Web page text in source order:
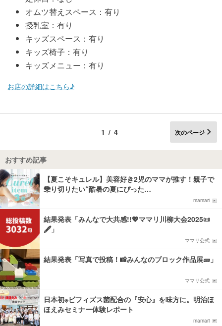
オムツ替えスペース：有り
授乳室：有り
キッズスペース：有り
キッズ椅子：有り
キッズメニュー：有り
お店の詳細はこちら♪
1/4 次のページ
おすすめ記事
【夏こそキュレル】美容好き2児のママが推す！親子で
乗り切りたい“酷暑の夏にぴった…
mamari
結果発表「みんなで大共感!!💖ママリ川柳大会2025📜
🖋️」
ママリ公式
結果発表「写真で投稿！📸みんなのブロック作品展🧱」
ママリ公式
日本初※ビフィズス菌配合の『安心』を味方に。明治ほ
ほえみセミナー体験レポート
mamari